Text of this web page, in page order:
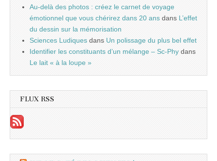
Au-delà des photos : créez le carnet de voyage
émotionnel que vous chérirez dans 20 ans dans L’effet
du dessin sur la mémorisation
Sciences Ludiques dans Un polissage du plus bel effet
Identifier les constituants d’un mélange – Sc-Phy dans
Le lait « à la loupe »
FLUX RSS